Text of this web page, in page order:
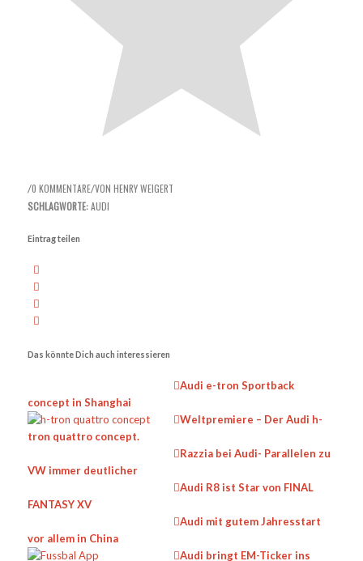
/0 KOMMENTARE/VON HENRY WEIGERT
SCHLAGWORTE: AUDI
Eintrag teilen
Das könnte Dich auch interessieren
Audi e-tron Sportback
concept in Shanghai
Weltpremiere – Der Audi h-
tron quattro concept.
Razzia bei Audi- Parallelen zu
VW immer deutlicher
Audi R8 ist Star von FINAL
FANTASY XV
Audi mit gutem Jahresstart
vor allem in China
Audi bringt EM-Ticker ins